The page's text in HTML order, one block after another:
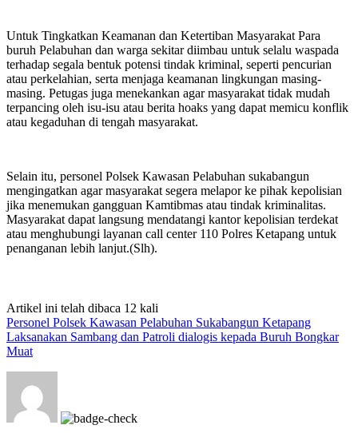
Untuk Tingkatkan Keamanan dan Ketertiban Masyarakat Para
buruh Pelabuhan dan warga sekitar diimbau untuk selalu waspada
terhadap segala bentuk potensi tindak kriminal, seperti pencurian
atau perkelahian, serta menjaga keamanan lingkungan masing-
masing. Petugas juga menekankan agar masyarakat tidak mudah
terpancing oleh isu-isu atau berita hoaks yang dapat memicu konflik
atau kegaduhan di tengah masyarakat.
Selain itu, personel Polsek Kawasan Pelabuhan sukabangun
mengingatkan agar masyarakat segera melapor ke pihak kepolisian
jika menemukan gangguan Kamtibmas atau tindak kriminalitas.
Masyarakat dapat langsung mendatangi kantor kepolisian terdekat
atau menghubungi layanan call center 110 Polres Ketapang untuk
penanganan lebih lanjut.(Slh).
Artikel ini telah dibaca 12 kali
Personel Polsek Kawasan Pelabuhan Sukabangun Ketapang
Laksanakan Sambang dan Patroli dialogis kepada Buruh Bongkar
Muat